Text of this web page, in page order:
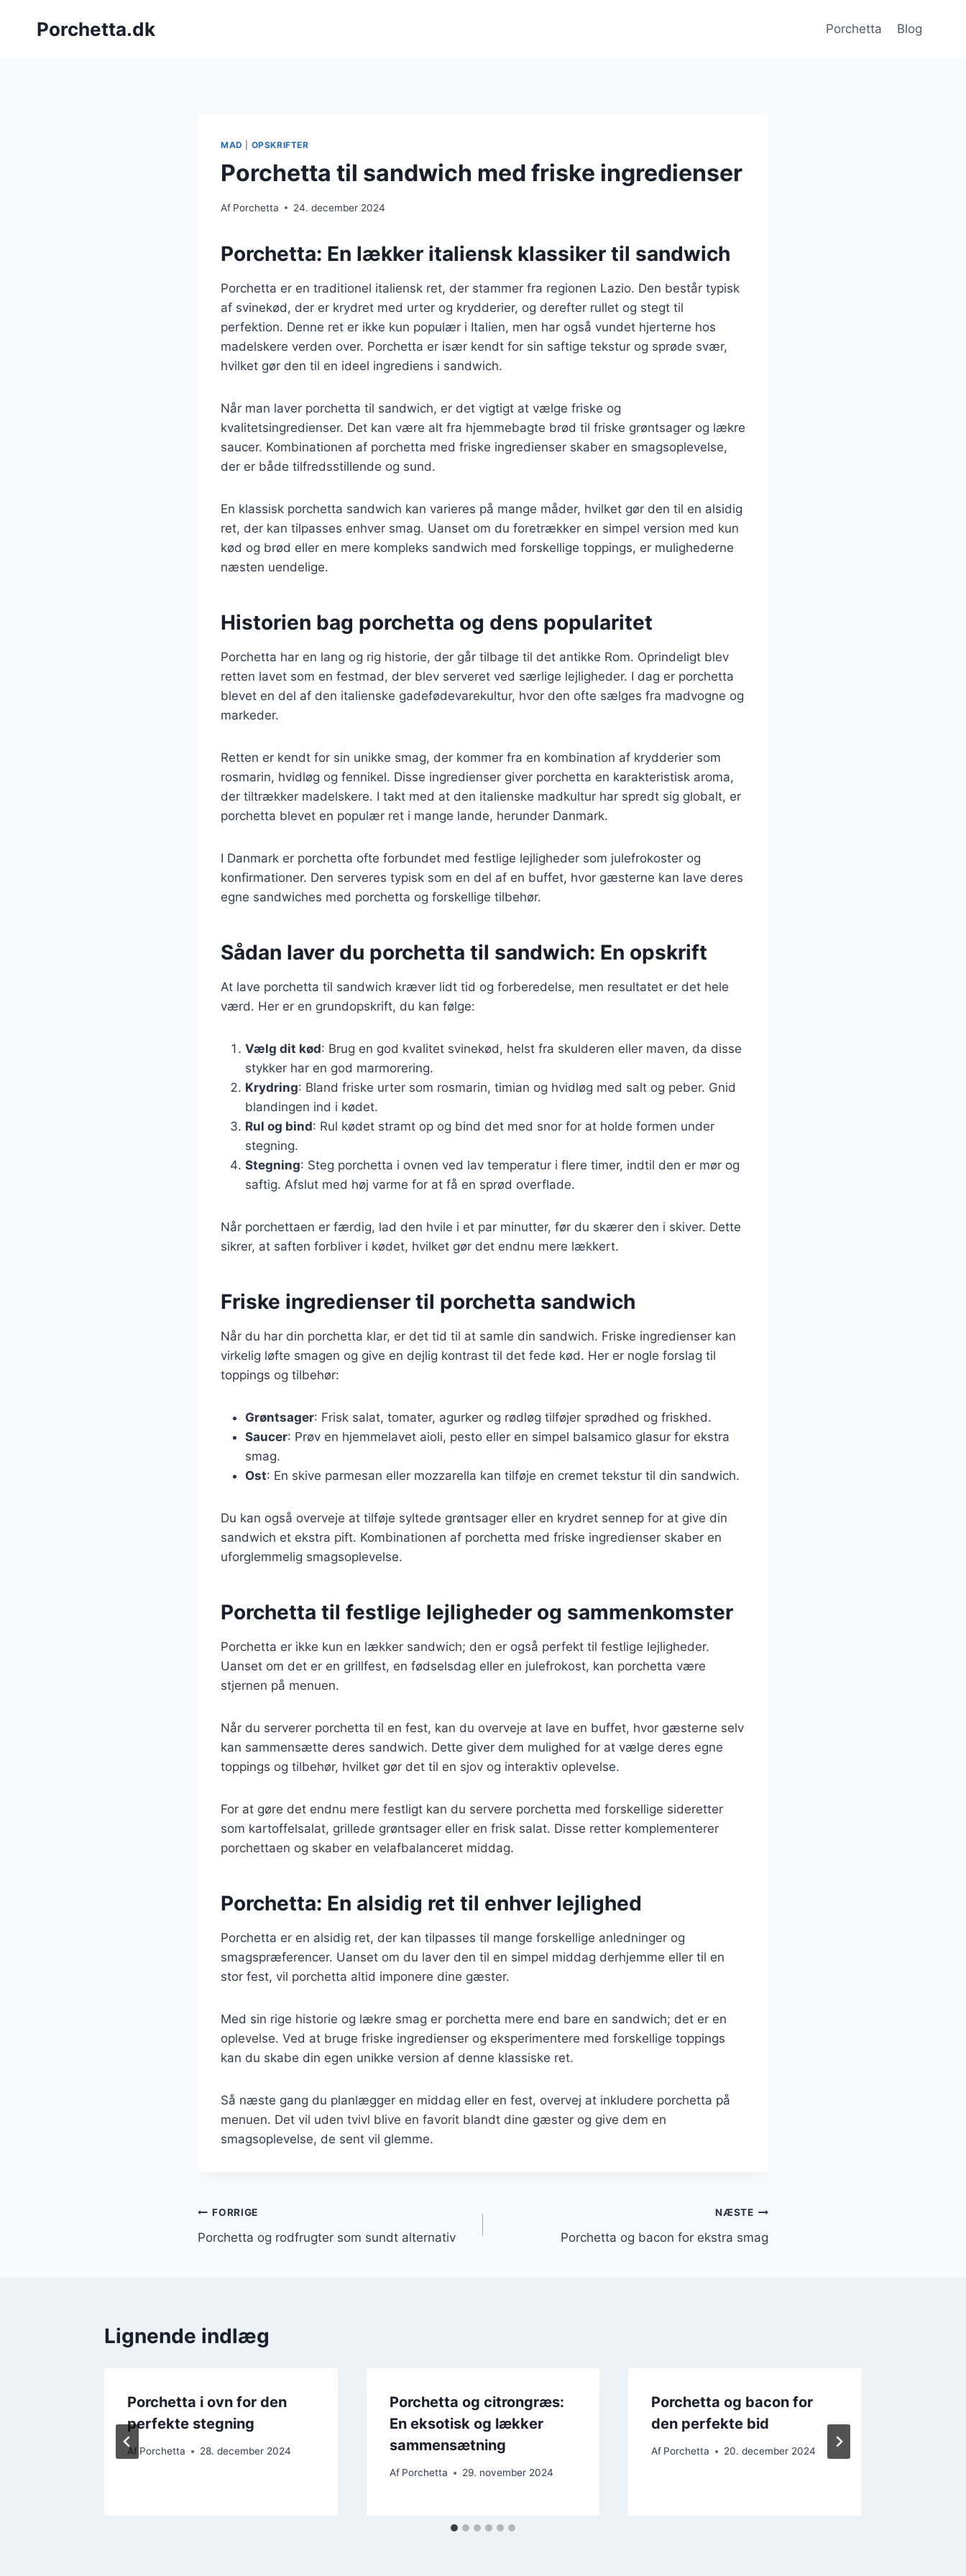
Porchetta.dk Porchetta Blog
MAD OPSKRIFTER
Porchetta til sandwich med friske ingredienser
Af Porchetta 24. december 2024
Porchetta: En lækker italiensk klassiker til sandwich
Porchetta er en traditionel italiensk ret, der stammer fra regionen Lazio. Den består typisk
af svinekød, der er krydret med urter og krydderier, og derefter rullet og stegt til
perfektion. Denne ret er ikke kun populær i Italien, men har også vundet hjerterne hos
madelskere verden over. Porchetta er især kendt for sin saftige tekstur og sprøde svær,
hvilket gør den til en ideel ingrediens i sandwich.
Når man laver porchetta til sandwich, er det vigtigt at vælge friske og
kvalitetsingredienser. Det kan være alt fra hjemmebagte brød til friske grøntsager og lækre
saucer. Kombinationen af porchetta med friske ingredienser skaber en smagsoplevelse,
der er både tilfredsstillende og sund.
En klassisk porchetta sandwich kan varieres på mange måder, hvilket gør den til en alsidig
ret, der kan tilpasses enhver smag. Uanset om du foretrækker en simpel version med kun
kød og brød eller en mere kompleks sandwich med forskellige toppings, er mulighederne
næsten uendelige.
Historien bag porchetta og dens popularitet
Porchetta har en lang og rig historie, der går tilbage til det antikke Rom. Oprindeligt blev
retten lavet som en festmad, der blev serveret ved særlige lejligheder. I dag er porchetta
blevet en del af den italienske gadefødevarekultur, hvor den ofte sælges fra madvogne og
markeder.
Retten er kendt for sin unikke smag, der kommer fra en kombination af krydderier som
rosmarin, hvidløg og fennikel. Disse ingredienser giver porchetta en karakteristisk aroma,
der tiltrækker madelskere. I takt med at den italienske madkultur har spredt sig globalt, er
porchetta blevet en populær ret i mange lande, herunder Danmark.
I Danmark er porchetta ofte forbundet med festlige lejligheder som julefrokoster og
konfirmationer. Den serveres typisk som en del af en buffet, hvor gæsterne kan lave deres
egne sandwiches med porchetta og forskellige tilbehør.
Sådan laver du porchetta til sandwich: En opskrift
At lave porchetta til sandwich kræver lidt tid og forberedelse, men resultatet er det hele
værd. Her er en grundopskrift, du kan følge:
Vælg dit kød: Brug en god kvalitet svinekød, helst fra skulderen eller maven, da disse
stykker har en god marmorering.
Krydring: Bland friske urter som rosmarin, timian og hvidløg med salt og peber. Gnid
blandingen ind i kødet.
Rul og bind: Rul kødet stramt op og bind det med snor for at holde formen under
stegning.
Stegning: Steg porchetta i ovnen ved lav temperatur i flere timer, indtil den er mør og
saftig. Afslut med høj varme for at få en sprød overflade.
Når porchettaen er færdig, lad den hvile i et par minutter, før du skærer den i skiver. Dette
sikrer, at saften forbliver i kødet, hvilket gør det endnu mere lækkert.
Friske ingredienser til porchetta sandwich
Når du har din porchetta klar, er det tid til at samle din sandwich. Friske ingredienser kan
virkelig løfte smagen og give en dejlig kontrast til det fede kød. Her er nogle forslag til
toppings og tilbehør:
Grøntsager: Frisk salat, tomater, agurker og rødløg tilføjer sprødhed og friskhed.
Saucer: Prøv en hjemmelavet aioli, pesto eller en simpel balsamico glasur for ekstra
smag.
Ost: En skive parmesan eller mozzarella kan tilføje en cremet tekstur til din sandwich.
Du kan også overveje at tilføje syltede grøntsager eller en krydret sennep for at give din
sandwich et ekstra pift. Kombinationen af porchetta med friske ingredienser skaber en
uforglemmelig smagsoplevelse.
Porchetta til festlige lejligheder og sammenkomster
Porchetta er ikke kun en lækker sandwich; den er også perfekt til festlige lejligheder.
Uanset om det er en grillfest, en fødselsdag eller en julefrokost, kan porchetta være
stjernen på menuen.
Når du serverer porchetta til en fest, kan du overveje at lave en buffet, hvor gæsterne selv
kan sammensætte deres sandwich. Dette giver dem mulighed for at vælge deres egne
toppings og tilbehør, hvilket gør det til en sjov og interaktiv oplevelse.
For at gøre det endnu mere festligt kan du servere porchetta med forskellige sideretter
som kartoffelsalat, grillede grøntsager eller en frisk salat. Disse retter komplementerer
porchettaen og skaber en velafbalanceret middag.
Porchetta: En alsidig ret til enhver lejlighed
Porchetta er en alsidig ret, der kan tilpasses til mange forskellige anledninger og
smagspræferencer. Uanset om du laver den til en simpel middag derhjemme eller til en
stor fest, vil porchetta altid imponere dine gæster.
Med sin rige historie og lækre smag er porchetta mere end bare en sandwich; det er en
oplevelse. Ved at bruge friske ingredienser og eksperimentere med forskellige toppings
kan du skabe din egen unikke version af denne klassiske ret.
Så næste gang du planlægger en middag eller en fest, overvej at inkludere porchetta på
menuen. Det vil uden tvivl blive en favorit blandt dine gæster og give dem en
smagsoplevelse, de sent vil glemme.
Indlægsnavigation
FORRIGE
Porchetta og rodfrugter som sundt alternativ
NÆSTE
Porchetta og bacon for ekstra smag
Lignende indlæg
Porchetta i ovn for den
perfekte stegning
Af Porchetta 28. december 2024
Porchetta og citrongræs:
En eksotisk og lækker
sammensætning
Af Porchetta 29. november 2024
Porchetta og bacon for
den perfekte bid
Af Porchetta 20. december 2024